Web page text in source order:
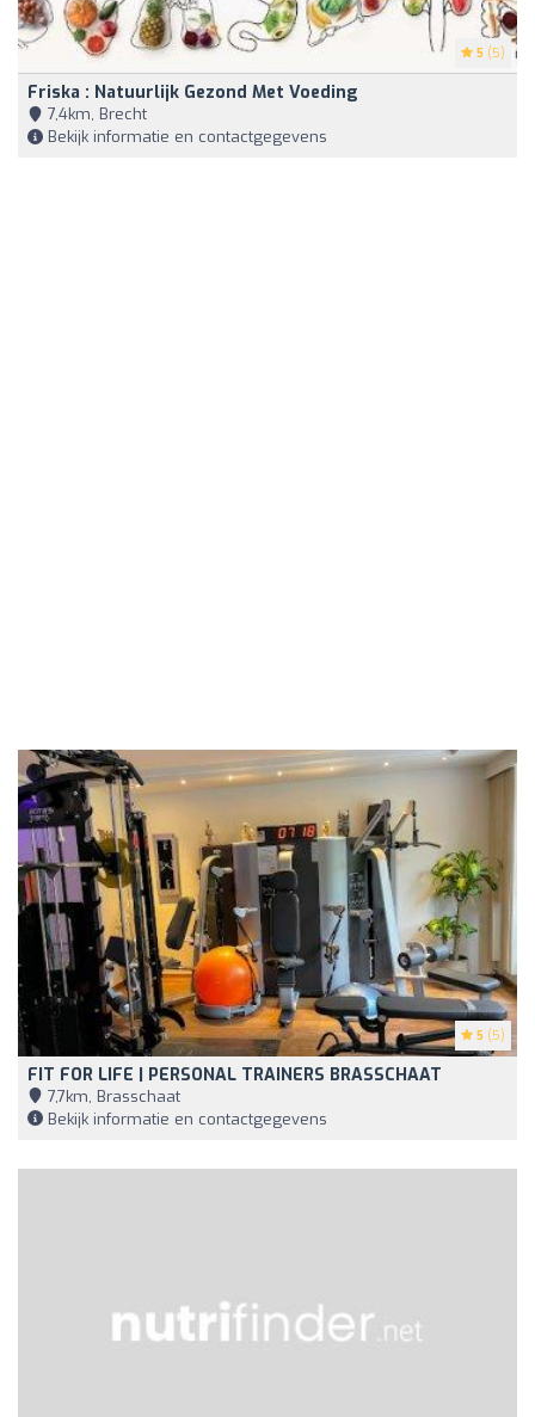
5 (5)
Friska : Natuurlijk Gezond Met Voeding
7,4km, Brecht
Bekijk informatie en contactgegevens
5 (5)
FIT FOR LIFE | PERSONAL TRAINERS BRASSCHAAT
7,7km, Brasschaat
Bekijk informatie en contactgegevens